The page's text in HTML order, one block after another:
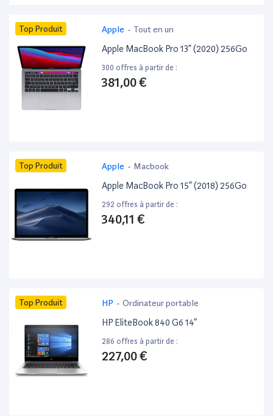
Top Produit Apple - Tout en un
Apple MacBook Pro 13” (2020) 256Go
300 offres à partir de :
381,00 €
Top Produit Apple - Macbook
Apple MacBook Pro 15” (2018) 256Go
292 offres à partir de :
340,11 €
Top Produit HP - Ordinateur portable
HP EliteBook 840 G6 14”
286 offres à partir de :
227,00 €